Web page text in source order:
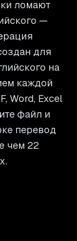
ломают
—
для
на
каждой
Word, Excel
файл и
перевод
чем 22